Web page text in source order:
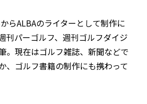
らALBAのライターとして制作に
刊パーゴルフ、週刊ゴルフダイジ
。現在はゴルフ雑誌、新聞などで
、ゴルフ書籍の制作にも携わって